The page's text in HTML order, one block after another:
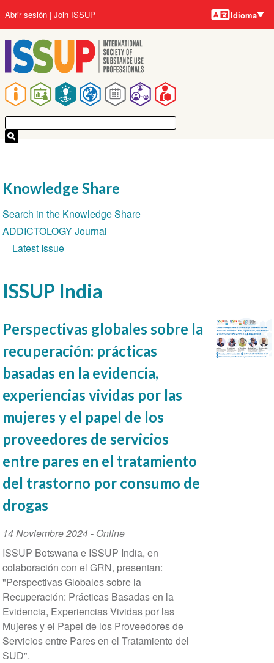
al
contenido
principal
Main
navigation
User
account
menu
Abrir sesión Join ISSUP Idiomas
Idioma
ISSUP India
Perspectivas globales sobre la
recuperación: prácticas
basadas en la evidencia,
experiencias vividas por las
mujeres y el papel de los
proveedores de servicios
entre pares en el tratamiento
del trastorno por consumo de
drogas
Event
Date
14 Noviembre 2024- Online
ISSUP Botswana e ISSUP India, en
colaboración con el GRN, presentan:
"Perspectivas Globales sobre la
Recuperación: Prácticas Basadas en la
Evidencia, Experiencias Vividas por las
Mujeres y el Papel de los Proveedores de
Servicios entre Pares en el Tratamiento del
SUD".
Knowledge Share
Section
navigation
Search in the Knowledge Share
ADDICTOLOGY Journal
Latest Issue